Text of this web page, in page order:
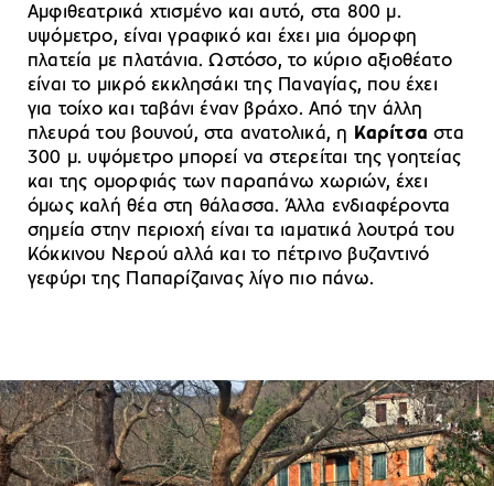
Αμφιθεατρικά χτισμένο και αυτό, στα 800 μ.
υψόμετρο, είναι γραφικό και έχει μια όμορφη
πλατεία με πλατάνια. Ωστόσο, το κύριο αξιοθέατο
είναι το μικρό εκκλησάκι της Παναγίας, που έχει
για τοίχο και ταβάνι έναν βράχο. Από την άλλη
πλευρά του βουνού, στα ανατολικά, η Καρίτσαστα
300 μ. υψόμετρο μπορεί να στερείται της γοητείας
και της ομορφιάς των παραπάνω χωριών, έχει
όμως καλή θέα στη θάλασσα. Άλλα ενδιαφέροντα
σημεία στην περιοχή είναι τα ιαματικά λουτρά του
Κόκκινου Νερού αλλά και το πέτρινο βυζαντινό
γεφύρι της Παπαρίζαινας λίγο πιο πάνω.